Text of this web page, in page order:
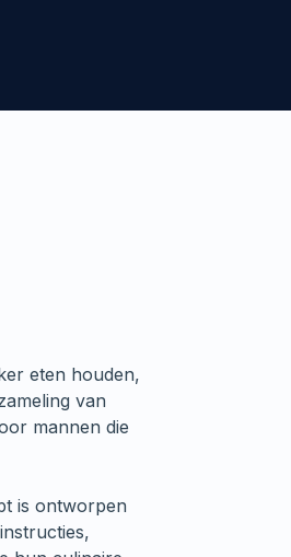
eten houden,
van
mannen die
is ontworpen